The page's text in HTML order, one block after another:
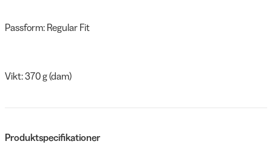
Passform: Regular Fit
Vikt: 370 g (dam)
Produktspecifikationer